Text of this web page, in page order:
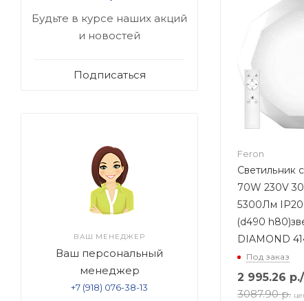
Feron
Светильник
70W 230V
5300Лм
(d490
DIAMOND
Под заказ
2 995.26 р.
3087.90 р.
Будьте в курсе наших акций
и новостей
Подписаться
ВАШ МЕНЕДЖЕР
Ваш персональный
менеджер
+7 (918) 076-38-13